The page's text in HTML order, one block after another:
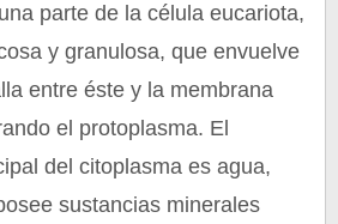
parte de la célula eucariota,
y granulosa, que envuelve
entre éste y la membrana
el protoplasma. El
del citoplasma es agua,
sustancias minerales